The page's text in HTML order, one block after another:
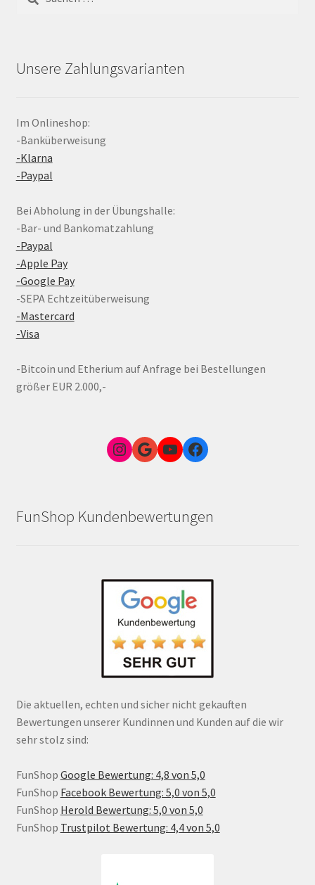
nach:
Unsere Zahlungsvarianten
Im Onlineshop:
-Banküberweisung
-Klarna
-Paypal
Bei Abholung in der Übungshalle:
-Bar- und Bankomatzahlung
-Paypal
-Apple Pay
-Google Pay
-SEPA Echtzeitüberweisung
-Mastercard
-Visa
-Bitcoin und Etherium auf Anfrage bei Bestellungen
größer EUR 2.000,-
Instagram
Google Link zum FunShop WienYouTubeFacebook
FunShop Kundenbewertungen
Die aktuellen, echten und sicher nicht gekauften
Bewertungen unserer Kundinnen und Kunden auf die wir
sehr stolz sind:
FunShop Google Bewertung: 4,8 von 5,0
FunShop Facebook Bewertung: 5,0 von 5,0
FunShop Herold Bewertung: 5,0 von 5,0
FunShop Trustpilot Bewertung: 4,4 von 5,0